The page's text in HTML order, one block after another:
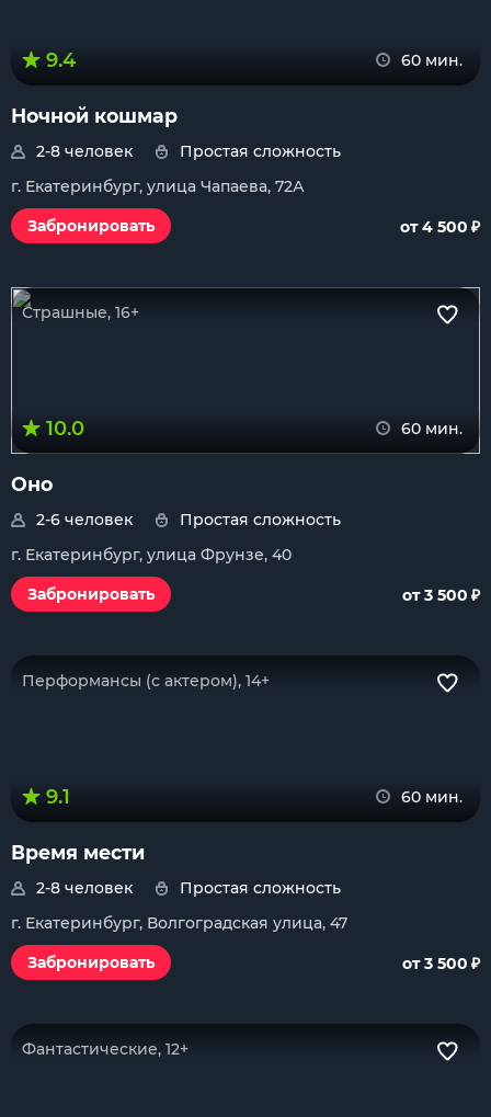
9.4 60 мин.
Ночной кошмар
2-8 человек
Простая сложность
г. Екатеринбург, улица Чапаева, 72А
Забронировать
от 4 500 ₽
Страшные, 16+
10.0 60 мин.
Оно
2-6 человек
Простая сложность
г. Екатеринбург, улица Фрунзе, 40
Забронировать
от 3 500 ₽
Перформансы (с актером), 14+
9.1 60 мин.
Время мести
2-8 человек
Простая сложность
г. Екатеринбург, Волгоградская улица, 47
Забронировать
от 3 500 ₽
Фантастические, 12+